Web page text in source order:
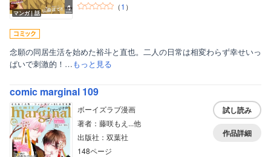
マンガ｜話
（1 ）
念願の同居生活を始めた裕斗と直也。二人の日常は相変わらず幸せいっ
ぱいで刺激的！…もっと見る
comic marginal 109
ボーイズラブ漫画
著者：藤咲もえ...他
出版社：双葉社
148ページ
試し読み
作品詳細